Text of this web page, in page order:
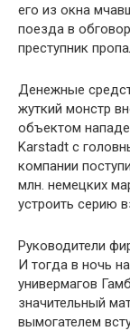
его из окна
поезда в
преступник
Денежные
жуткий монстр
объектом
Karstadt с
компании
млн. немецких
устроить серию
Руководители
И тогда в ночь
универмагов
значительный
вымогателем